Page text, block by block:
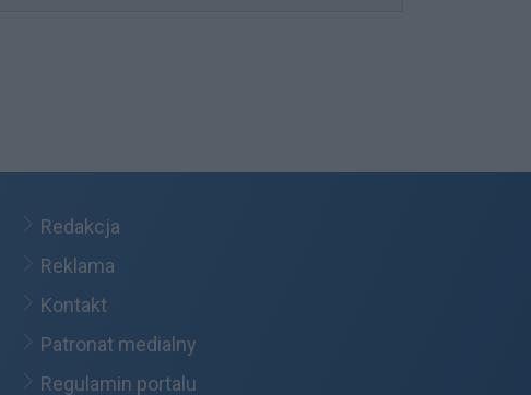
Redakcja
Reklama
Kontakt
Patronat medialny
Regulamin portalu